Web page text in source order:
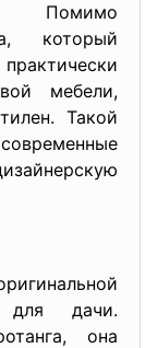
Помимо
который
мебели,
Такой
для дачи.
она